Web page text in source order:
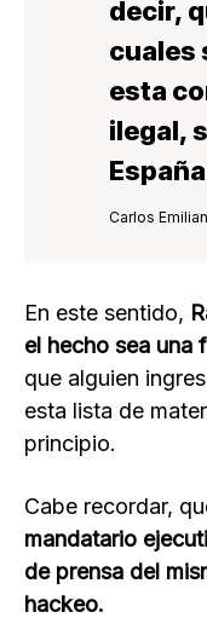
decir,
cuales
esta
ilegal,
Carlos
En este sentido,
el hecho sea una
que alguien
esta lista de
principio.
Cabe recordar,
mandatario
de prensa del
hackeo.